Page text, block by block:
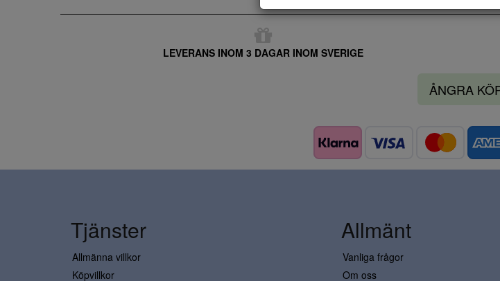
LEVERANS INOM 3 DAGAR INOM SVERIGE
ÅNGRA
Tjänster
Allmänna villkor
Köpvillkor
Allmänt
Vanliga frågor
Om oss